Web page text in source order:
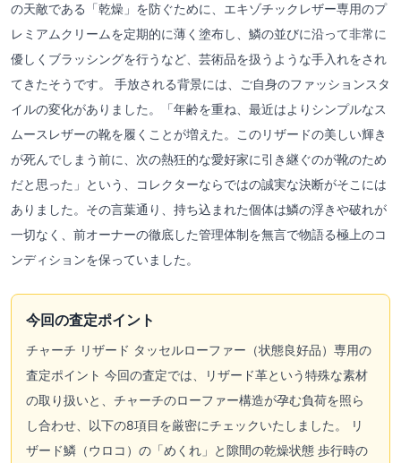
の天敵である「乾燥」を防ぐために、エキゾチックレザー専用のプ
レミアムクリームを定期的に薄く塗布し、鱗の並びに沿って非常に
優しくブラッシングを行うなど、芸術品を扱うような手入れをされ
てきたそうです。 手放される背景には、ご自身のファッションスタ
イルの変化がありました。「年齢を重ね、最近はよりシンプルなス
ムースレザーの靴を履くことが増えた。このリザードの美しい輝き
が死んでしまう前に、次の熱狂的な愛好家に引き継ぐのが靴のため
だと思った」という、コレクターならではの誠実な決断がそこには
ありました。その言葉通り、持ち込まれた個体は鱗の浮きや破れが
一切なく、前オーナーの徹底した管理体制を無言で物語る極上のコ
ンディションを保っていました。
今回の査定ポイント
チャーチ リザード タッセルローファー（状態良好品）専用の
査定ポイント 今回の査定では、リザード革という特殊な素材
の取り扱いと、チャーチのローファー構造が孕む負荷を照ら
し合わせ、以下の8項目を厳密にチェックいたしました。 リ
ザード鱗（ウロコ）の「めくれ」と隙間の乾燥状態 歩行時の